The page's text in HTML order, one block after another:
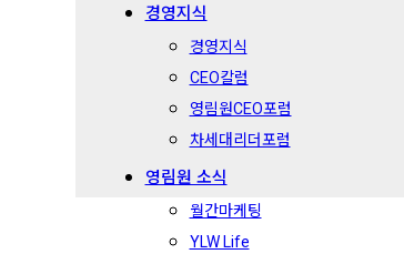
경영지식
경영지식
CEO칼럼
영림원CEO포럼
차세대리더포럼
영림원 소식
월간마케팅
YLW Life